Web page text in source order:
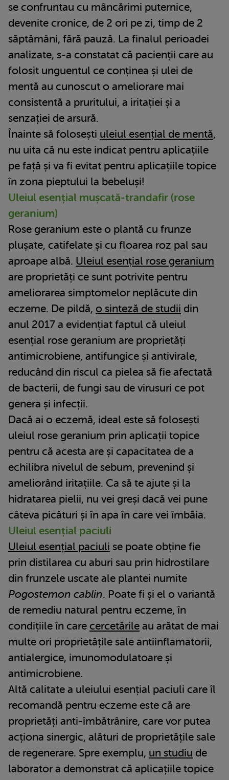
se confruntau cu mâncărimi puternice,
devenite cronice, de 2 ori pe zi, timp de 2
săptămâni, fără pauză. La finalul perioadei
analizate, s-a constatat că pacienții care au
folosit unguentul ce conținea și ulei de
mentă au cunoscut o ameliorare mai
consistentă a pruritului, a iritației și a
senzației de arsură.
Înainte să folosești uleiul esențial de mentă,
nu uita că nu este indicat pentru aplicațiile
pe față și va fi evitat pentru aplicațiile topice
în zona pieptului la bebeluși!
Uleiul esențial mușcată-trandafir (rose
geranium)
Rose geranium este o plantă cu frunze
plușate, catifelate și cu floarea roz pal sau
aproape albă. Uleiul esențial rose geranium
are proprietăți ce sunt potrivite pentru
ameliorarea simptomelor neplăcute din
eczeme. De pildă, o sinteză de studii din
anul 2017 a evidențiat faptul că uleiul
esențial rose geranium are proprietăți
antimicrobiene, antifungice și antivirale,
reducând din riscul ca pielea să fie afectată
de bacterii, de fungi sau de virusuri ce pot
genera și infecții.
Dacă ai o eczemă, ideal este să folosești
uleiul rose geranium prin aplicații topice
pentru că acesta are și capacitatea de a
echilibra nivelul de sebum, prevenind și
ameliorând iritațiile. Ca să te ajute și la
hidratarea pielii, nu vei greși dacă vei pune
câteva picături și în apa în care vei îmbăia.
Uleiul esențial paciuli
Uleiul esențial paciuli se poate obține fie
prin distilarea cu aburi sau prin hidrostilare
din frunzele uscate ale plantei numite
Pogostemon cablin. Poate fi și el o variantă
de remediu natural pentru eczeme, în
condițiile în care cercetările au arătat de mai
multe ori proprietățile sale antiinflamatorii,
antialergice, imunomodulatoare și
antimicrobiene.
Altă calitate a uleiului esențial paciuli care îl
recomandă pentru eczeme este că are
proprietăți anti-îmbătrânire, care vor putea
acționa sinergic, alături de proprietățile sale
de regenerare. Spre exemplu, un studiu de
laborator a demonstrat că aplicațiile topice